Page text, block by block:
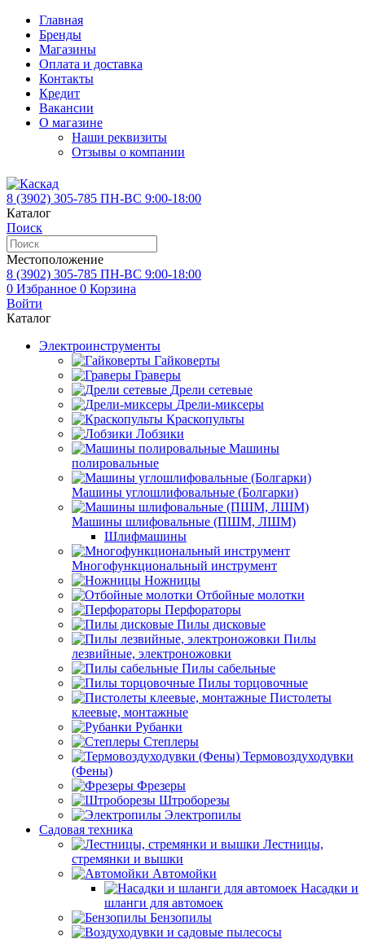
Главная
Бренды
Магазины
Оплата и доставка
Контакты
Кредит
Вакансии
О магазине
Наши реквизиты
Отзывы о компании
8 (3902) 305-785 ПН-ВС 9:00-18:00
Каталог
Поиск
Местоположение
8 (3902) 305-785 ПН-ВС 9:00-18:00
0 Избранное 0 Корзина
Войти
Каталог
Электроинструменты
Гайковерты
Граверы
Дрели сетевые
Дрели-миксеры
Краскопульты
Лобзики
Машины
полировальные
Машины углошлифовальные (Болгарки)
Машины шлифовальные (ПШМ, ЛШМ)
Шлифмашины
Многофункциональный инструмент
Ножницы
Отбойные молотки
Перфораторы
Пилы дисковые
Пилы
лезвийные, электроножовки
Пилы сабельные
Пилы торцовочные
Пистолеты
клеевые, монтажные
Рубанки
Степлеры
Термовоздуходувки
(Фены)
Фрезеры
Штроборезы
Электропилы
Садовая техника
Лестницы,
стремянки и вышки
Автомойки
Насадки и
шланги для автомоек
Бензопилы